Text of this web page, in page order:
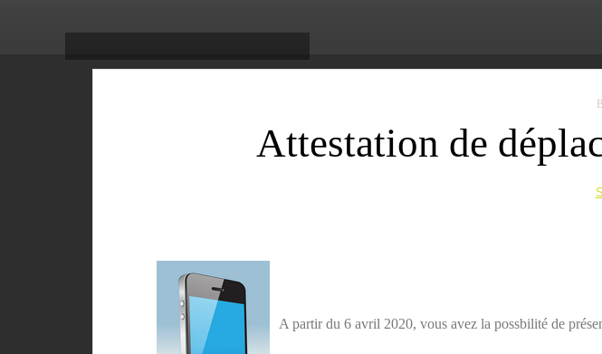
Attestation de
A partir du 6 avril 2020, vous avez la possbilité de